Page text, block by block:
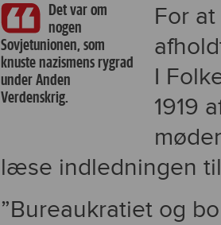
Det var om
nogen
Sovjetunionen, som
knuste nazismens rygrad
under Anden
Verdenskrig.
For
I
1919
læse indledningen
”Bureaukratiet og